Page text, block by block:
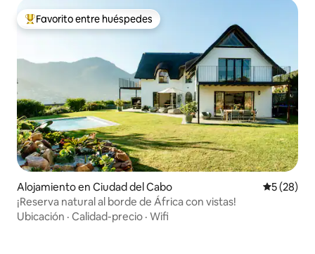
Favorito entre huéspedes preferido
Favorito entre huéspedes
Alojamiento en Ciudad del Cabo
5 (28)
¡Reserva natural al borde de África con vistas!
Ubicación · Calidad-precio · Wifi